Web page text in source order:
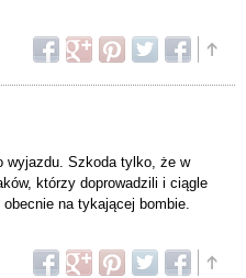
wyjazdu. Szkoda tylko, że w
którzy doprowadzili i ciągle
na tykającej bombie.